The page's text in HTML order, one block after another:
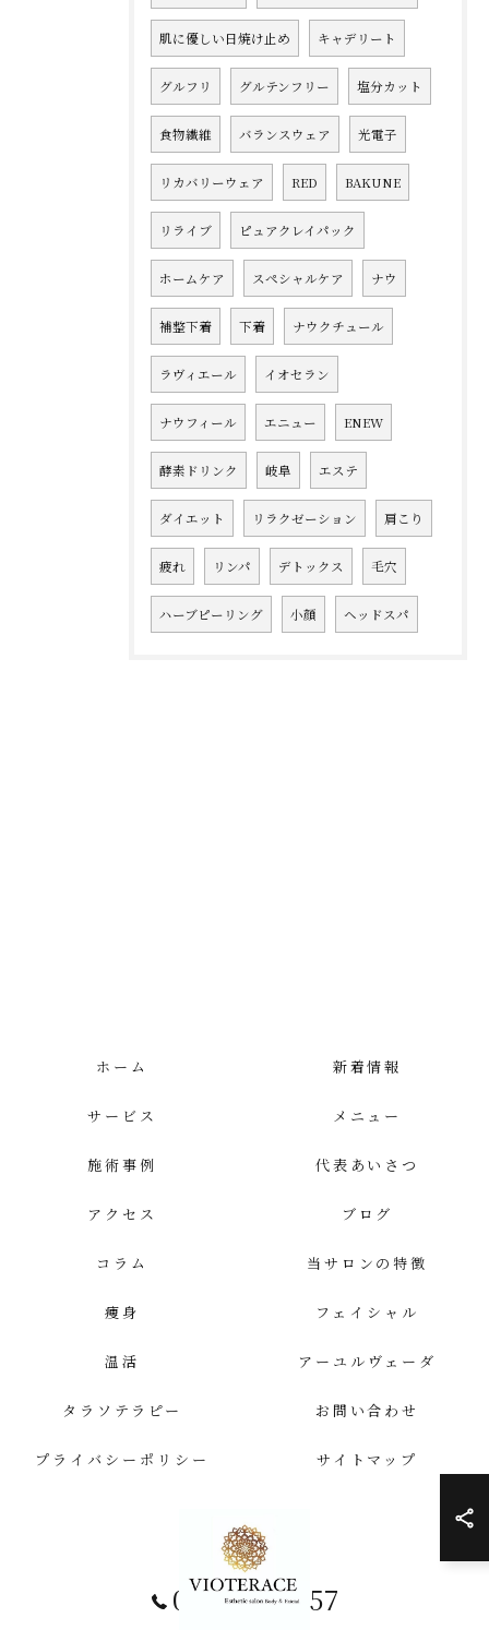
肌に優しい日焼け止め キャデリート
グルフリ グルテンフリー 塩分カット
食物繊維 バランスウェア 光電子
リカバリーウェア RED BAKUNE
リライブ ピュアクレイパック
ホームケア スペシャルケア ナウ
補整下着 下着 ナウクチュール
ラヴィエール イオセラン
ナウフィール エニュー ENEW
酵素ドリンク 岐阜 エステ
ダイエット リラクゼーション 肩こり
疲れ リンパ デトックス 毛穴
ハーブピーリング 小顔 ヘッドスパ
058-259-4557
ホーム 新着情報
サービス メニュー
施術事例 代表あいさつ
アクセス ブログ
コラム 当サロンの特徴
痩身 フェイシャル
温活 アーユルヴェーダ
タラソテラピー お問い合わせ
プライバシーポリシー サイトマップ